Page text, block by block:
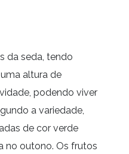
da seda, tendo
altura de
podendo viver
a variedade,
de cor verde
no outono. Os frutos